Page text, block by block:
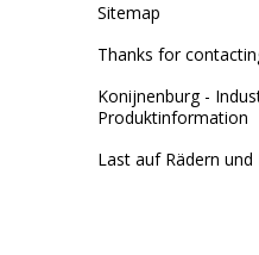
Sitemap
Thanks for
Konijnenburg -
Produktinformation
Last auf Rädern und